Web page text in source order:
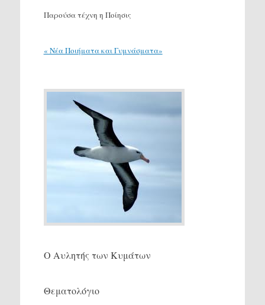
Παρούσα τέχνη η Ποίησις
« Νέα Ποιήματα και Γυμνάσματα»
Ο Αυλητής των Κυμάτων
Θεματολόγιο